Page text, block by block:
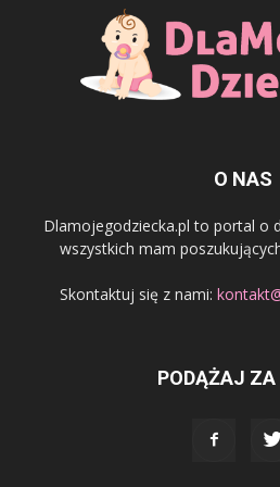
O NAS
Dlamojegodziecka.pl to portal o
wszystkich mam
Skontaktuj się z nami:
PODĄŻAJ